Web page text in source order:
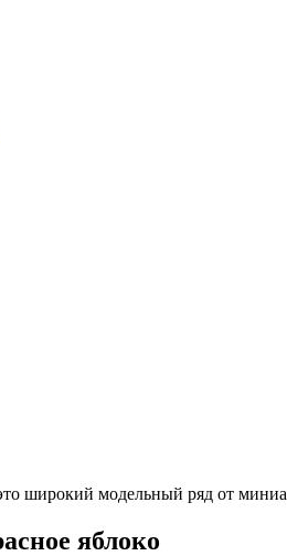
широкий модельный ряд от
яблоко